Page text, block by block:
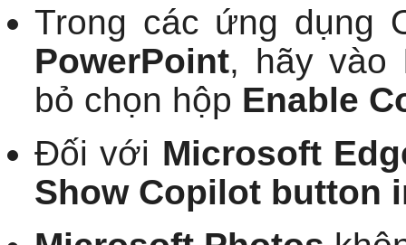
bỏ chọn hộpEnable
Đối với Microsoft
Show Copilot button
Microsoft Photos
cụ chỉnh sửa AI.